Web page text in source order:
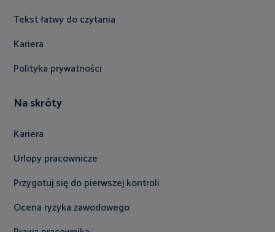
Tekst łatwy do czytania
Kariera
Polityka prywatności
Na skróty
Kariera
Urlopy pracownicze
Przygotuj się do pierwszej kontroli
Ocena ryzyka zawodowego